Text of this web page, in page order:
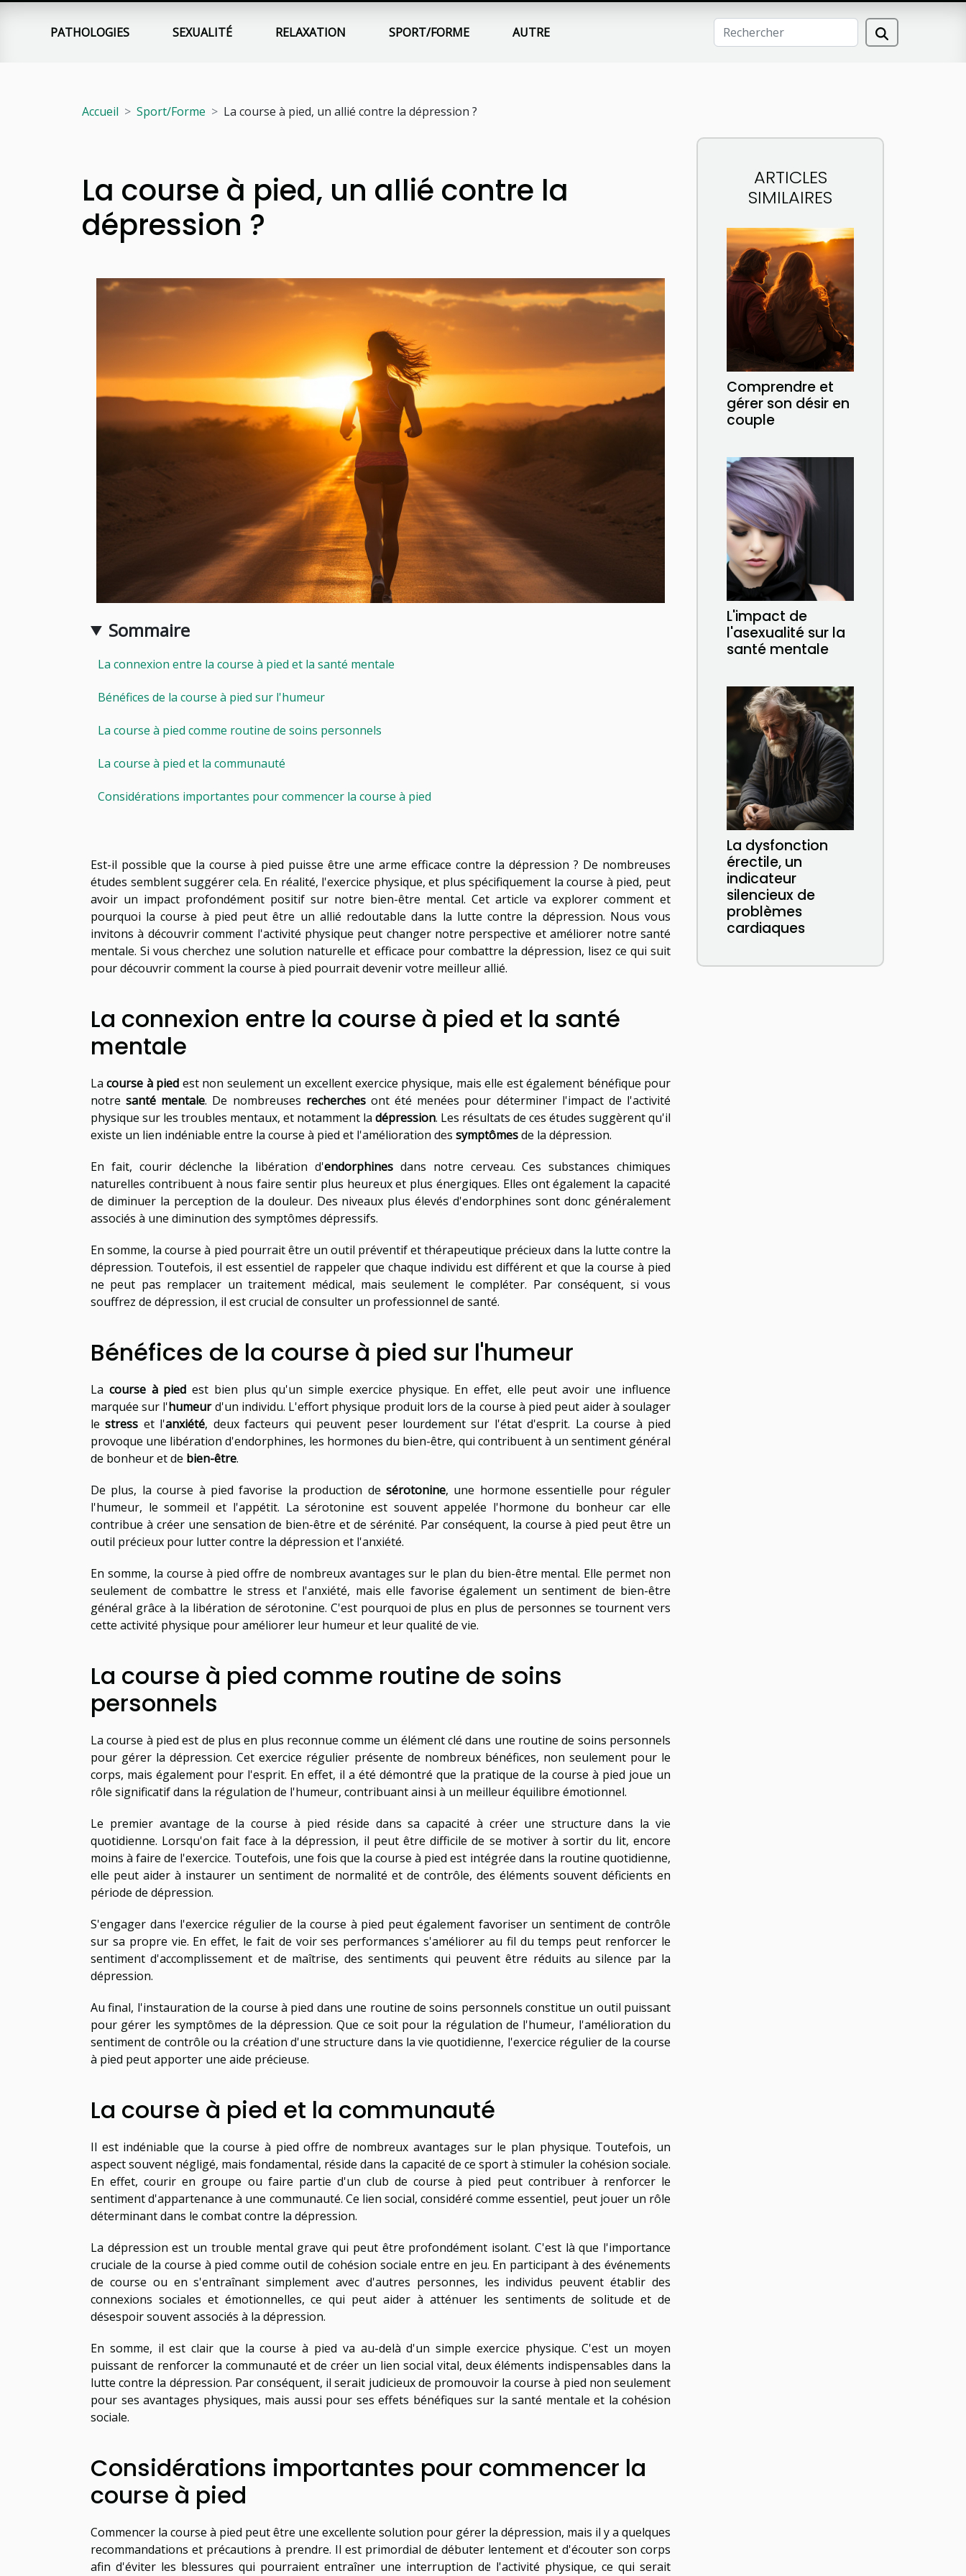
PATHOLOGIES SEXUALITÉ RELAXATION SPORT/FORME AUTRE
Accueil Sport/Forme La course à pied, un allié contre la dépression ?
La course à pied, un allié contre la
dépression ?
Sommaire
La connexion entre la course à pied et la santé mentale
Bénéfices de la course à pied sur l'humeur
La course à pied comme routine de soins personnels
La course à pied et la communauté
Considérations importantes pour commencer la course à pied
Est-il possible que la course à pied puisse être une arme efficace contre la dépression ? De nombreuses
études semblent suggérer cela. En réalité, l'exercice physique, et plus spécifiquement la course à pied, peut
avoir un impact profondément positif sur notre bien-être mental. Cet article va explorer comment et
pourquoi la course à pied peut être un allié redoutable dans la lutte contre la dépression. Nous vous
invitons à découvrir comment l'activité physique peut changer notre perspective et améliorer notre santé
mentale. Si vous cherchez une solution naturelle et efficace pour combattre la dépression, lisez ce qui suit
pour découvrir comment la course à pied pourrait devenir votre meilleur allié.
La connexion entre la course à pied et la santé
mentale
Lacourse à pied est non seulement un excellent exercice physique, mais elle est également bénéfique pour
notresanté mentale. De nombreuses recherchesont été menées pour déterminer l'impact de l'activité
physique sur les troubles mentaux, et notamment la dépression. Les résultats de ces études suggèrent qu'il
existe un lien indéniable entre la course à pied et l'amélioration des symptômesde la dépression.
En fait, courir déclenche la libération d'endorphines dans notre cerveau. Ces substances chimiques
naturelles contribuent à nous faire sentir plus heureux et plus énergiques. Elles ont également la capacité
de diminuer la perception de la douleur. Des niveaux plus élevés d'endorphines sont donc généralement
associés à une diminution des symptômes dépressifs.
En somme, la course à pied pourrait être un outil préventif et thérapeutique précieux dans la lutte contre la
dépression. Toutefois, il est essentiel de rappeler que chaque individu est différent et que la course à pied
ne peut pas remplacer un traitement médical, mais seulement le compléter. Par conséquent, si vous
souffrez de dépression, il est crucial de consulter un professionnel de santé.
Bénéfices de la course à pied sur l'humeur
La course à pied est bien plus qu'un simple exercice physique. En effet, elle peut avoir une influence
marquée sur l'humeurd'un individu. L'effort physique produit lors de la course à pied peut aider à soulager
lestress et l'anxiété, deux facteurs qui peuvent peser lourdement sur l'état d'esprit. La course à pied
provoque une libération d'endorphines, les hormones du bien-être, qui contribuent à un sentiment général
de bonheur et de bien-être.
De plus, la course à pied favorise la production de sérotonine, une hormone essentielle pour réguler
l'humeur, le sommeil et l'appétit. La sérotonine est souvent appelée l'hormone du bonheur car elle
contribue à créer une sensation de bien-être et de sérénité. Par conséquent, la course à pied peut être un
outil précieux pour lutter contre la dépression et l'anxiété.
En somme, la course à pied offre de nombreux avantages sur le plan du bien-être mental. Elle permet non
seulement de combattre le stress et l'anxiété, mais elle favorise également un sentiment de bien-être
général grâce à la libération de sérotonine. C'est pourquoi de plus en plus de personnes se tournent vers
cette activité physique pour améliorer leur humeur et leur qualité de vie.
La course à pied comme routine de soins
personnels
La course à pied est de plus en plus reconnue comme un élément clé dans une routine de soins personnels
pour gérer la dépression. Cet exercice régulier présente de nombreux bénéfices, non seulement pour le
corps, mais également pour l'esprit. En effet, il a été démontré que la pratique de la course à pied joue un
rôle significatif dans la régulation de l'humeur, contribuant ainsi à un meilleur équilibre émotionnel.
Le premier avantage de la course à pied réside dans sa capacité à créer une structure dans la vie
quotidienne. Lorsqu'on fait face à la dépression, il peut être difficile de se motiver à sortir du lit, encore
moins à faire de l'exercice. Toutefois, une fois que la course à pied est intégrée dans la routine quotidienne,
elle peut aider à instaurer un sentiment de normalité et de contrôle, des éléments souvent déficients en
période de dépression.
S'engager dans l'exercice régulier de la course à pied peut également favoriser un sentiment de contrôle
sur sa propre vie. En effet, le fait de voir ses performances s'améliorer au fil du temps peut renforcer le
sentiment d'accomplissement et de maîtrise, des sentiments qui peuvent être réduits au silence par la
dépression.
Au final, l'instauration de la course à pied dans une routine de soins personnels constitue un outil puissant
pour gérer les symptômes de la dépression. Que ce soit pour la régulation de l'humeur, l'amélioration du
sentiment de contrôle ou la création d'une structure dans la vie quotidienne, l'exercice régulier de la course
à pied peut apporter une aide précieuse.
La course à pied et la communauté
Il est indéniable que la course à pied offre de nombreux avantages sur le plan physique. Toutefois, un
aspect souvent négligé, mais fondamental, réside dans la capacité de ce sport à stimuler la cohésion sociale.
En effet, courir en groupe ou faire partie d'un club de course à pied peut contribuer à renforcer le
sentiment d'appartenance à une communauté. Ce lien social, considéré comme essentiel, peut jouer un rôle
déterminant dans le combat contre la dépression.
La dépression est un trouble mental grave qui peut être profondément isolant. C'est là que l'importance
cruciale de la course à pied comme outil de cohésion sociale entre en jeu. En participant à des événements
de course ou en s'entraînant simplement avec d'autres personnes, les individus peuvent établir des
connexions sociales et émotionnelles, ce qui peut aider à atténuer les sentiments de solitude et de
désespoir souvent associés à la dépression.
En somme, il est clair que la course à pied va au-delà d'un simple exercice physique. C'est un moyen
puissant de renforcer la communauté et de créer un lien social vital, deux éléments indispensables dans la
lutte contre la dépression. Par conséquent, il serait judicieux de promouvoir la course à pied non seulement
pour ses avantages physiques, mais aussi pour ses effets bénéfiques sur la santé mentale et la cohésion
sociale.
Considérations importantes pour commencer la
course à pied
Commencer la course à pied peut être une excellente solution pour gérer la dépression, mais il y a quelques
recommandations et précautions à prendre. Il est primordial de débuter lentement et d'écouter son corps
afin d'éviter les blessures qui pourraient entraîner une interruption de l'activité physique, ce qui serait
ARTICLES
SIMILAIRES
Comprendre et
gérer son désir en
couple
L'impact de
l'asexualité sur la
santé mentale
La dysfonction
érectile, un
indicateur
silencieux de
problèmes
cardiaques